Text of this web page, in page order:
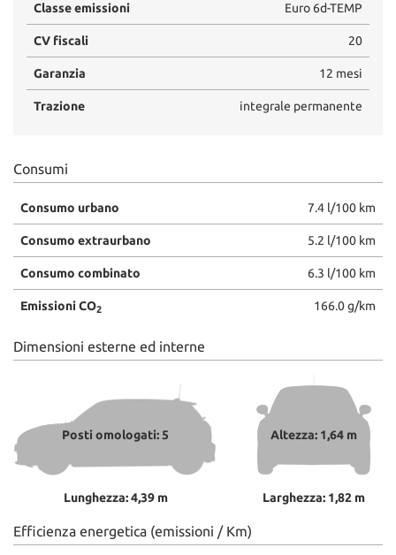
Classe emissioni Euro 6d-TEMP
CV fiscali 20
Garanzia 12 mesi
Trazione integrale permanente
Consumi
Consumo urbano 7.4 l/100 km
Consumo extraurbano 5.2 l/100 km
Consumo combinato 6.3 l/100 km
Emissioni CO2 166.0 g/km
Dimensioni esterne ed interne
Posti omologati: 5
Lunghezza: 4,39 m
Altezza: 1,64 m
Larghezza: 1,82 m
Efficienza energetica (emissioni / Km)